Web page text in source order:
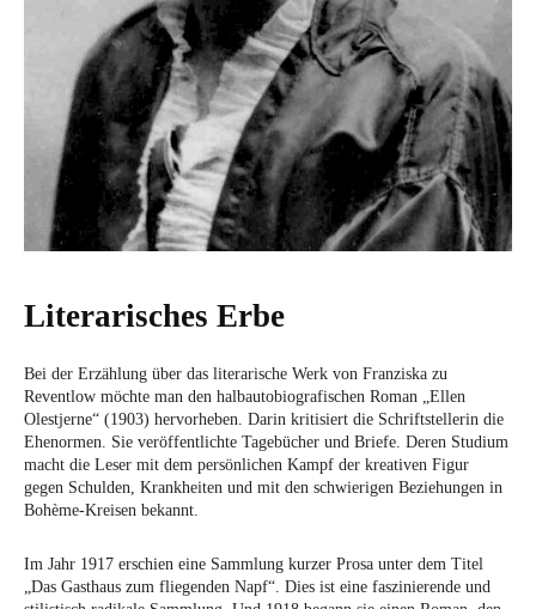
Literarisches Erbe
Bei der Erzählung über das literarische Werk von Franziska zu
Reventlow möchte man den halbautobiografischen Roman „Ellen
Olestjerne“ (1903) hervorheben. Darin kritisiert die Schriftstellerin die
Ehenormen. Sie veröffentlichte Tagebücher und Briefe. Deren Studium
macht die Leser mit dem persönlichen Kampf der kreativen Figur
gegen Schulden, Krankheiten und mit den schwierigen Beziehungen in
Bohème-Kreisen bekannt.
Im Jahr 1917 erschien eine Sammlung kurzer Prosa unter dem Titel
„Das Gasthaus zum fliegenden Napf“. Dies ist eine faszinierende und